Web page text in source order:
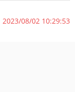
2023/08/02 10:29:53